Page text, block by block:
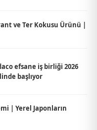
ve Ter Kokusu Ürünü |
efsane iş birliği 2026
başlıyor
| Yerel Japonların